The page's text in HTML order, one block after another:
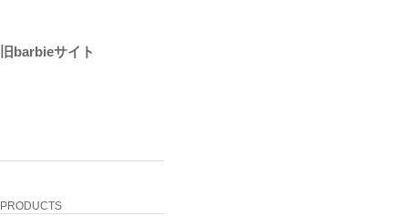
旧barbieサイト
PRODUCTS